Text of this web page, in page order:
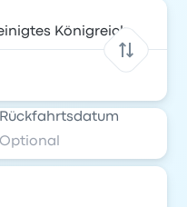
Rückfahrtsdatum